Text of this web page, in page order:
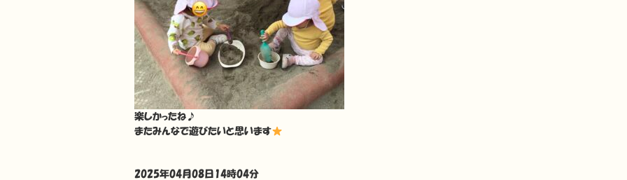
楽しかったね♪
またみんなで遊びたいと思います
2025年04月08日14時04分